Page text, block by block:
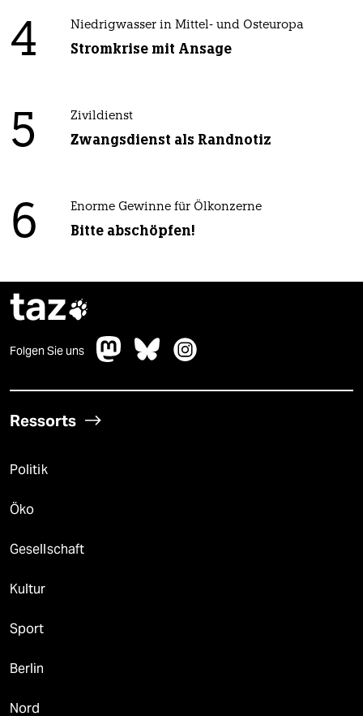
4 Niedrigwasser in Mittel- und Osteuropa
Stromkrise mit Ansage
5 Zivildienst
Zwangsdienst als Randnotiz
6 Enorme Gewinne für Ölkonzerne
Bitte abschöpfen!
taz
Folgen Sie uns
Ressorts
Politik
Öko
Gesellschaft
Kultur
Sport
Berlin
Nord